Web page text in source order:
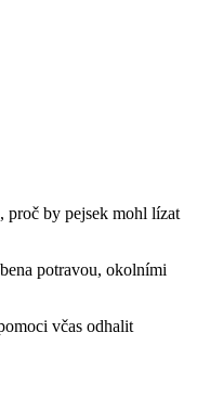
proč by pejsek mohl lízat
potravou, okolními
včas odhalit